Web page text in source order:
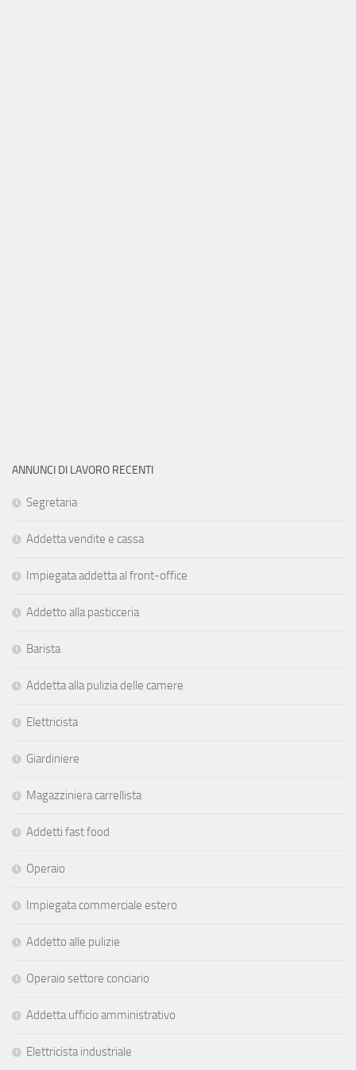
ANNUNCI DI LAVORO RECENTI
Segretaria
Addetta vendite e cassa
Impiegata addetta al front-office
Addetto alla pasticceria
Barista
Addetta alla pulizia delle camere
Elettricista
Giardiniere
Magazziniera carrellista
Addetti fast food
Operaio
Impiegata commerciale estero
Addetto alle pulizie
Operaio settore conciario
Addetta ufficio amministrativo
Elettricista industriale